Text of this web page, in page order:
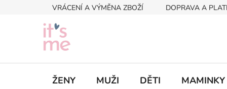
VRÁCENÍ A VÝMĚNA ZBOŽÍ DOPRAVA A
ŽENY MUŽI DĚTI MAMINKY